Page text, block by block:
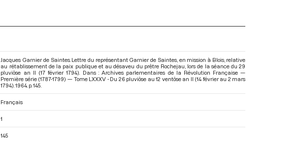
Jacques Garnier de Saintes. Lettre du représentant Garnier de Saintes, en mission à Blois, relative
au rétablissement de la paix publique et au désaveu du prêtre Rochejau, lors de la séance du 29
pluviôse an II (17 février 1794). Dans : Archives parlementaires de la Révolution Française —
Première série (1787-1799) — Tome LXXXV - Du 26 pluviôse au 12 ventôse an II (14 février au 2 mars
1794) . 1964. p. 145.
Français
1
145